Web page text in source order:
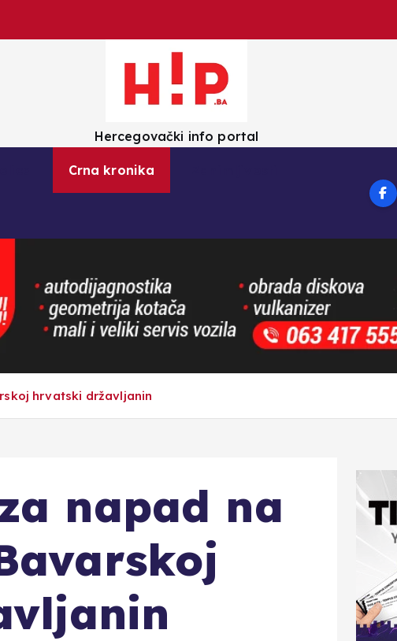
Hercegovački info portal
Crna kronika
hrvatski državljanin
napad na